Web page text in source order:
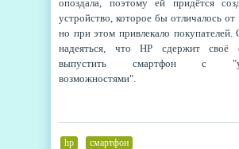
опоздала, поэтому ей придётся
устройство, которое бы отличалось от
но при этом привлекало покупателей.
надеяться, что HP сдержит своё
выпустить смартфон с
возможностями".
hp смартфон